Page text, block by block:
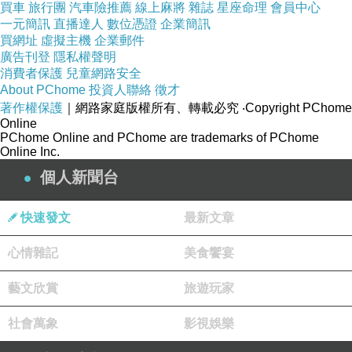
買車 旅行團 汽車險推薦 線上麻將 雜誌 星座命理 會員中心
一元簡訊 直播達人 數位憑證 企業簡訊
買網址 虛擬主機 企業郵件
廣告刊登 隱私權聲明
消費者保護 兒童網路安全
About PChome 投資人聯絡 徵才
著作權保護 ｜網路家庭版權所有、轉載必究 ‧Copyright PChome
Online
PChome Online and PChome are trademarks of PChome
Online Inc.
個人新聞台
快速發文 最新文章
心情雜記 美食饗宴
藝文欣賞 旅遊玩家
社會萬象 影視娛樂